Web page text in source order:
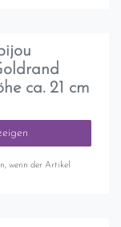
ca. 21 cm
wenn der Artikel